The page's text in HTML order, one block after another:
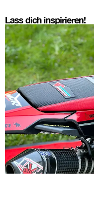
Lass dich inspirieren!